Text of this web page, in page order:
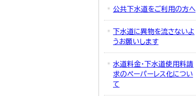
公共下水道をご利用の方へ
下水道に異物を流さないよ
うお願いします
水道料金・下水道使用料請
求のペーパーレス化につい
て